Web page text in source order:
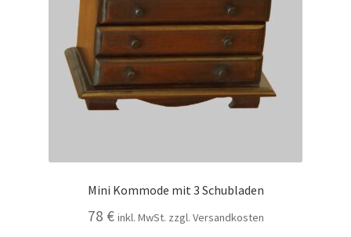
Mini Kommode mit 3 Schubladen
78 € inkl. MwSt. zzgl. Versandkosten